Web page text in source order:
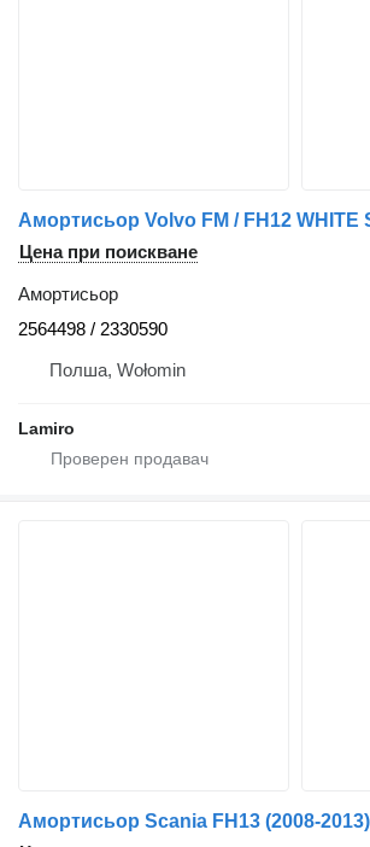
Цена при поискване
Амортисьор
2564498 / 2330590
Полша, Wołomin
Lamiro